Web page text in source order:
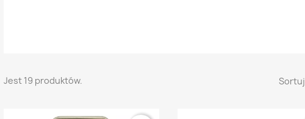
Jest 19 produktów.